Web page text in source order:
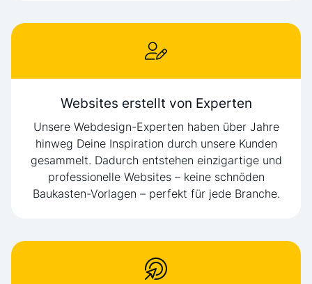
Websites erstellt von Experten
Unsere Webdesign-Experten haben über Jahre
hinweg Deine Inspiration durch unsere Kunden
gesammelt. Dadurch entstehen einzigartige und
professionelle Websites – keine schnöden
Baukasten-Vorlagen – perfekt für jede Branche.